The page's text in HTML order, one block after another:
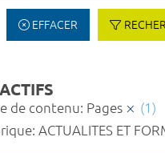
EFFACER
de contenu: Pages
(1)
ACTUALITES ET